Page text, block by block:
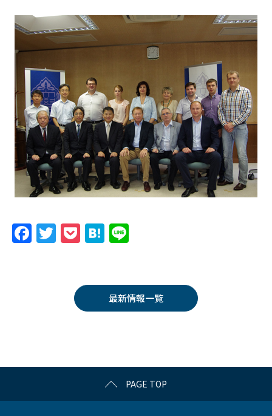
F
k
T
er
P
k
et
H
n
a
最新情報一覧
PAGE TOP